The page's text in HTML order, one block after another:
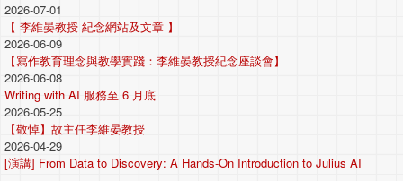
2026-07-01
【 李維晏教授 紀念網站及文章 】
2026-06-09
【寫作教育理念與教學實踐：李維晏教授紀念座談會】
2026-06-08
Writing with AI 服務至 6 月底
2026-05-25
【敬悼】故主任李維晏教授
2026-04-29
[演講] From Data to Discovery: A Hands-On Introduction to Julius AI